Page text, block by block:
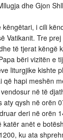
dhe Gjon
këngëtari, i cili
Vatikanit. Tre
të tjerat këngë
bëri vizitën e
liturgjike kishte
që hapi meshën
në të
aty qysh në orën
deri në orën
katër anët e
ku ata